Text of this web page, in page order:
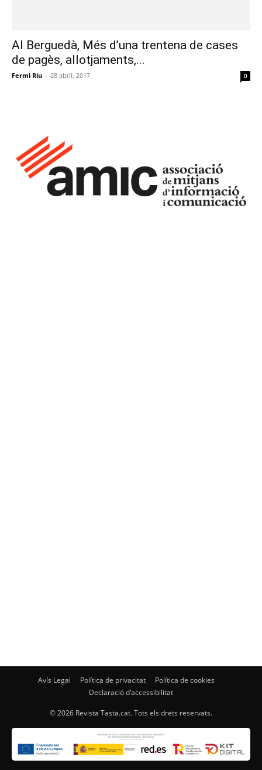
Al Berguedà, Més d’una trentena de cases
de pagès, allotjaments,...
Fermi Riu - 28 abril, 2017 0
Avís Legal Política de privacitat
Política de cookies
Declaració d’accessibilitat
© 2026 Revista Tasta.cat. Tots els drets reservats.